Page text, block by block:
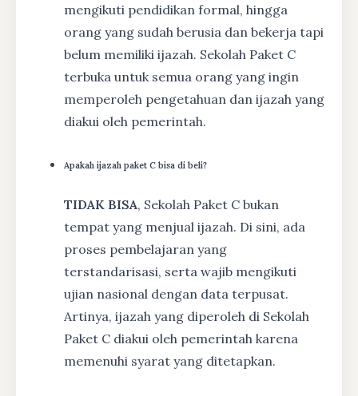
mengikuti pendidikan formal, hingga
orang yang sudah berusia dan bekerja tapi
belum memiliki ijazah. Sekolah Paket C
terbuka untuk semua orang yang ingin
memperoleh pengetahuan dan ijazah yang
diakui oleh pemerintah.
Apakah ijazah paket C bisa di beli?
TIDAK BISA, Sekolah Paket C bukan
tempat yang menjual ijazah. Di sini, ada
proses pembelajaran yang
terstandarisasi, serta wajib mengikuti
ujian nasional dengan data terpusat.
Artinya, ijazah yang diperoleh di Sekolah
Paket C diakui oleh pemerintah karena
memenuhi syarat yang ditetapkan.